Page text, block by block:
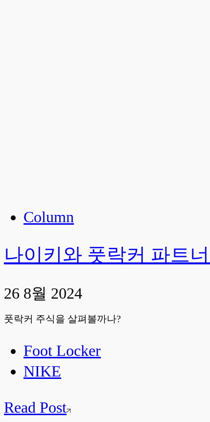
Column
나이키와 풋락커 파트너
26 8월 2024
풋락커 주식을 살펴볼까나?
Foot Locker
NIKE
Read Post